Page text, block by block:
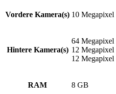
Vordere Kamera(s) 10 Megapixel
Hintere Kamera(s)
64 Megapixel
12 Megapixel
12 Megapixel
RAM 8 GB